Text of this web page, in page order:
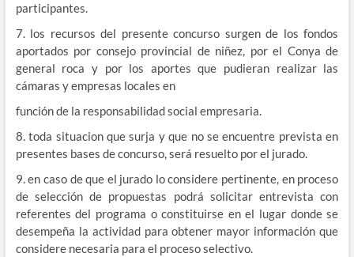
participantes.
7. los recursos del presente concurso surgen de los fondos
aportados por consejo provincial de niñez, por el Conya de
general roca y por los aportes que pudieran realizar las
cámaras y empresas locales en
función de la responsabilidad social empresaria.
8. toda situacion que surja y que no se encuentre prevista en
presentes bases de concurso, será resuelto por el jurado.
9. en caso de que el jurado lo considere pertinente, en proceso
de selección de propuestas podrá solicitar entrevista con
referentes del programa o constituirse en el lugar donde se
desempeña la actividad para obtener mayor información que
considere necesaria para el proceso selectivo.